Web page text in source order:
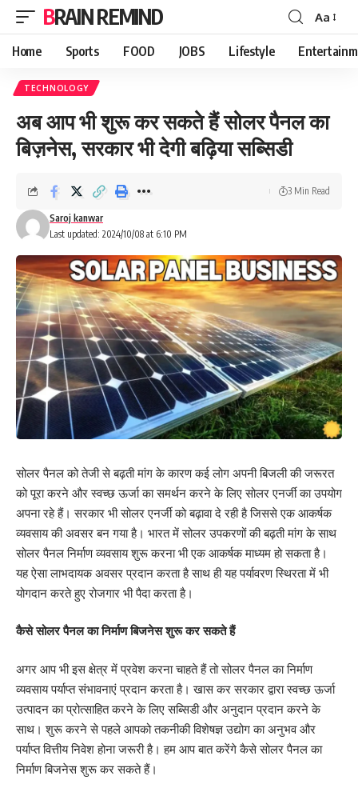
BRAIN REMIND
Font
Resizer
Aa
Home Sports FOOD JOBS Lifestyle
TECHNOLOGY
अब आप भी शुरू कर सकते हैं सोलर पैनल का
बिज़नेस, सरकार भी देगी बढ़िया सब्सिडी
Last updated: 2024/10/08 at 6:10 PM
Saroj kanwar
3 Min Read
सोलर पैनल को तेजी से बढ़ती मांग के कारण कई लोग अपनी बिजली की जरूरत
को पूरा करने और स्वच्छ ऊर्जा का समर्थन करने के लिए सोलर एनर्जी का उपयोग
अपना रहे हैं। सरकार भी सोलर एनर्जी को बढ़ावा दे रही है जिससे एक आकर्षक
व्यवसाय की अवसर बन गया है। भारत में सोलर उपकरणों की बढ़ती मांग के साथ
सोलर पैनल निर्माण व्यवसाय शुरू करना भी एक आकर्षक माध्यम हो सकता है।
यह ऐसा लाभदायक अवसर प्रदान करता है साथ ही यह पर्यावरण स्थिरता में भी
योगदान करते हुए रोजगार भी पैदा करता है।
कैसे सोलर पैनल का निर्माण बिजनेस शुरू कर सकते हैं
अगर आप भी इस क्षेत्र में प्रवेश करना चाहते हैं तो सोलर पैनल का निर्माण
व्यवसाय पर्याप्त संभावनाएं प्रदान करता है। खास कर सरकार द्वारा स्वच्छ ऊर्जा
उत्पादन का प्रोत्साहित करने के लिए सब्सिडी और अनुदान प्रदान करने के
साथ। शुरू करने से पहले आपको तकनीकी विशेषज्ञ उद्योग का अनुभव और
पर्याप्त वित्तीय निवेश होना जरूरी है। हम आप बात करेंगे कैसे सोलर पैनल का
निर्माण बिजनेस शुरू कर सकते हैं।